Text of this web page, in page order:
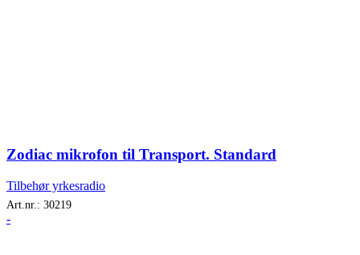
Zodiac mikrofon til Transport. Standard
Tilbehør yrkesradio
Art.nr.: 30219
-